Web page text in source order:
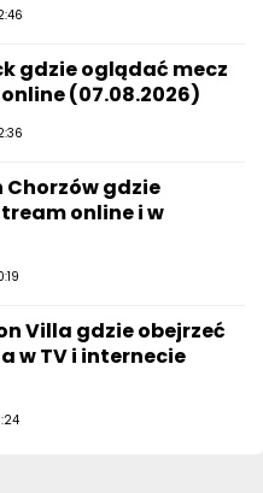
gdzie oglądać mecz
(07.08.2026)
Chorzów gdzie
online i w
Villa gdzie obejrzeć
w TV i internecie